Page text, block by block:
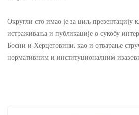
Округли сто имао је за циљ презентацију
истраживања и публикације о сукобу
Босни и Херцеговини, као и отварање
нормативним и институционалним